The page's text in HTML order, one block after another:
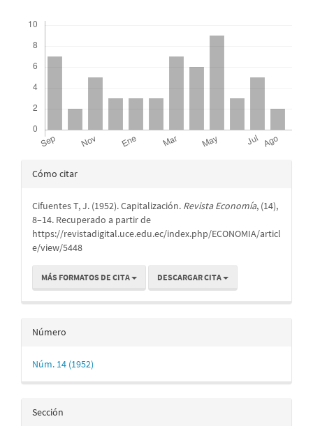
Detalles
artículo
Cómo citar
Cifuentes T, J. (1952). Capitalización. Revista Economía, (14),
8–14. Recuperado a partir de
https://revistadigital.uce.edu.ec/index.php/ECONOMIA/articl
e/view/5448
MÁS FORMATOS DE CITA DESCARGAR CITA
Número
Núm. 14 (1952)
Sección